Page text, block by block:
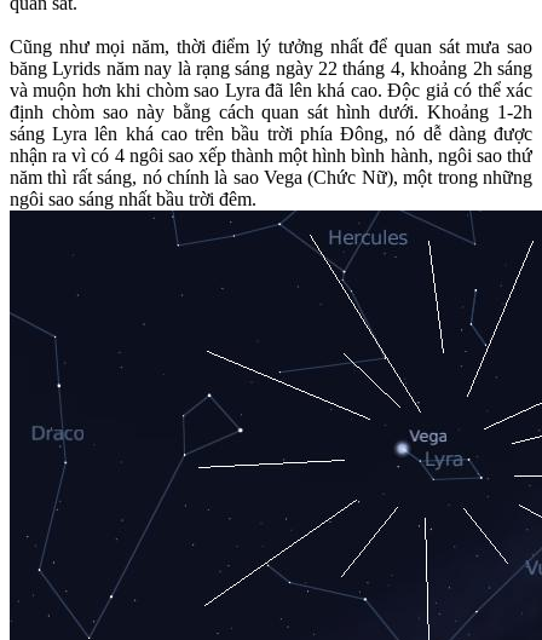
Cũng như mọi năm, thời điểm lý tưởng nhất để quan sát mưa sao
băng Lyrids năm nay là rạng sáng ngày 22 tháng 4, khoảng 2h sáng
và muộn hơn khi chòm sao Lyra đã lên khá cao. Độc giả có thể xác
định chòm sao này bằng cách quan sát hình dưới. Khoảng 1-2h
sáng Lyra lên khá cao trên bầu trời phía Đông, nó dễ dàng được
nhận ra vì có 4 ngôi sao xếp thành một hình bình hành, ngôi sao thứ
năm thì rất sáng, nó chính là sao Vega (Chức Nữ), một trong những
ngôi sao sáng nhất bầu trời đêm.